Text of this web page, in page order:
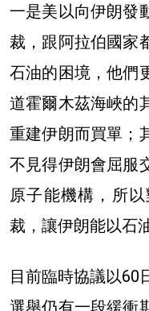
一是美以向伊朗發
裁，跟阿拉伯國家
石油的困境，他們
道霍爾木茲海峽的
重建伊朗而買單；
不見得伊朗會屈服
原子能機構，所
裁，讓伊朗能以石
目前臨時協議以60
選舉仍有一段緩衝